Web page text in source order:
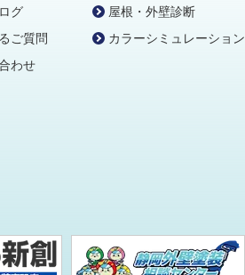
グ
ご質問
わせ
屋根・外壁診断
カラーシミュレーション